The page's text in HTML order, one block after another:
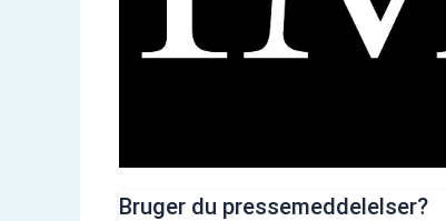
Bruger du pressemeddelelser?